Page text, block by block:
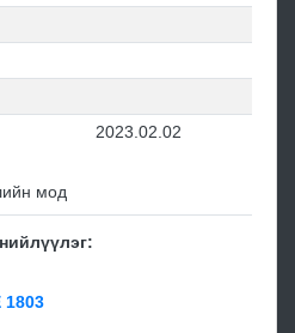
2023.02.02
мод
1803